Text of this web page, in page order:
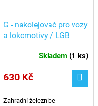
G - nakolejovač pro vozy
a lokomotivy / LGB
Skladem (1 ks)
630 Kč
Zahradní železnice